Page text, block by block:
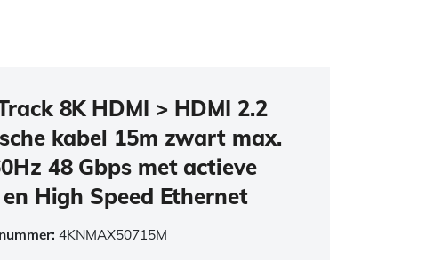
8K HDMI > HDMI 2.2
kabel 15m zwart max.
48 Gbps met actieve
High Speed Ethernet
4KNMAX50715M